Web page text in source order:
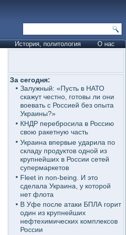
История, политология О нас
За сегодня:
Залужный: «Пусть в НАТО
скажут честно, готовы ли они
воевать с Россией без опыта
Украины?»
КНДР перебросила в Россию
свою ракетную часть
Украина впервые ударила по
складу продуктов одной из
крупнейших в России сетей
супермаркетов
Fleet in non-being. И это
сделала Украина, у которой
нет флота
В Уфе после атаки БПЛА горит
один из крупнейших
нефтехимических комплексов
России